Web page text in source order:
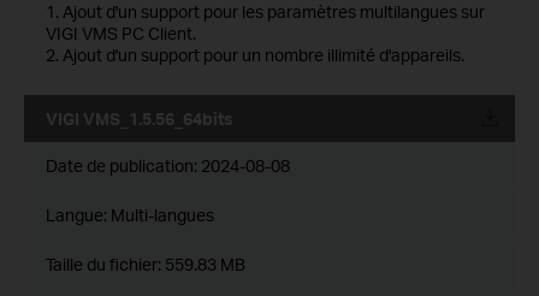
1. Ajout d'un support pour les paramètres multilangues sur
VIGI VMS PC Client.
2. Ajout d'un support pour un nombre illimité d'appareils.
VIGI VMS_1.5.56_64bits
Date de publication: 2024-08-08
Langue: Multi-langues
Taille du fichier: 559.83 MB